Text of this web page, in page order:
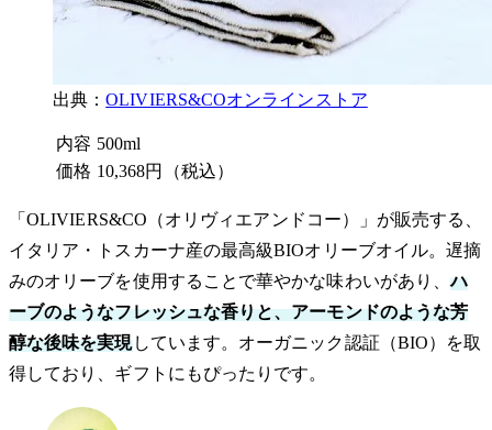
出典：OLIVIERS&COオンラインストア
内容 500ml
価格 10,368円（税込）
「OLIVIERS&CO（オリヴィエアンドコー）」が販売する、
イタリア・トスカーナ産の最高級BIOオリーブオイル。遅摘
みのオリーブを使用することで華やかな味わいがあり、ハ
ーブのようなフレッシュな香りと、アーモンドのような芳
醇な後味を実現しています。オーガニック認証（BIO）を取
得しており、ギフトにもぴったりです。